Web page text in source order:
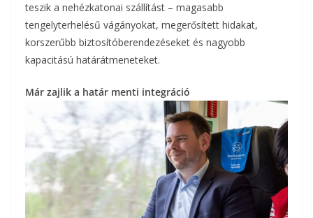
teszik a nehézkatonai szállítást – magasabb
tengelyterhelésű vágányokat, megerősített hidakat,
korszerűbb biztosítóberendezéseket és nagyobb
kapacitású határátmeneteket.
Már zajlik a határ menti integráció